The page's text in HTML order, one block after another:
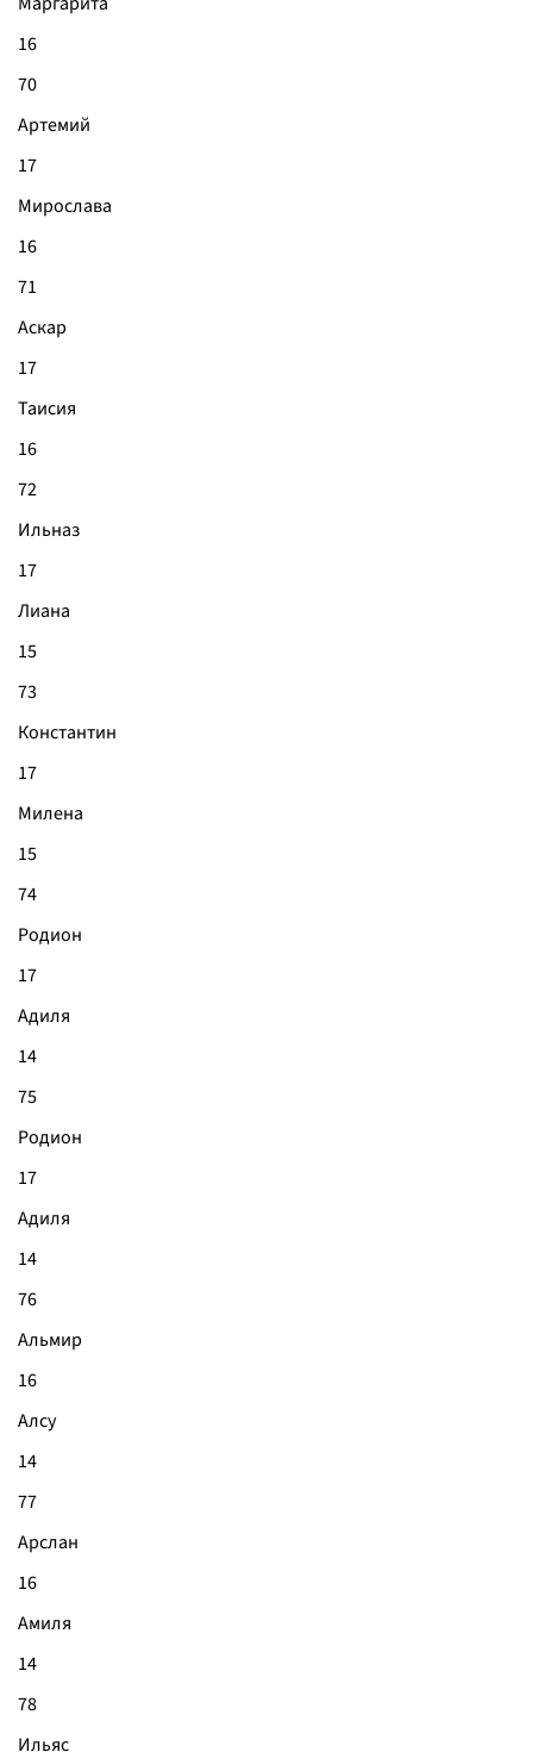
16
70
Артемий
17
Мирослава
16
71
Аскар
17
Таисия
16
72
Ильназ
17
Лиана
15
73
Константин
17
Милена
15
74
Родион
17
Адиля
14
75
Родион
17
Адиля
14
76
Альмир
16
Алсу
14
77
Арслан
16
Амиля
14
78
Ильяс